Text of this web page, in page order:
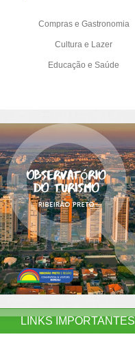
Compras e Gastronomia
Cultura e Lazer
Educação e Saúde
LINKS IMPORTANTES